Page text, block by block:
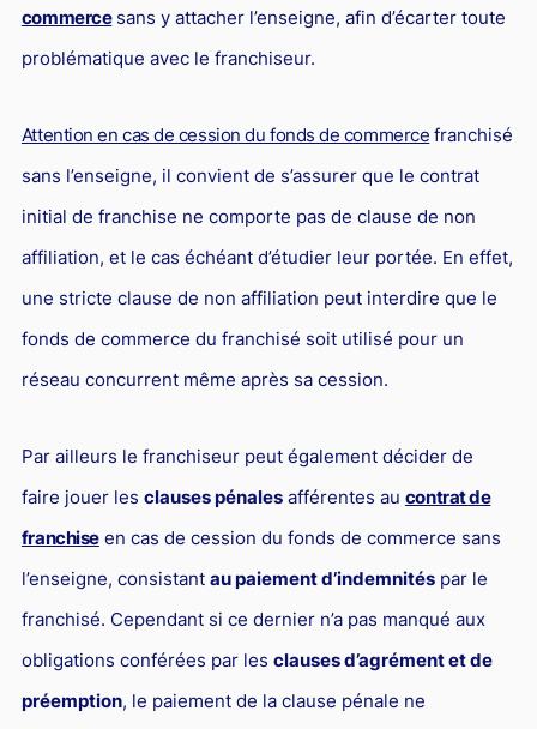
Banque et Assurance
Jurisprudences et actualités
Droit de la réparation et du dommage corporel
Droit du sport
commercesans y attacher l’enseigne, afin d’écarter toute
problématique avec le franchiseur.
Attention en cas de cession du fonds de commerce franchisé
sans l’enseigne, il convient de s’assurer que le contrat
initial de franchise ne comporte pas de clause de non
affiliation, et le cas échéant d’étudier leur portée. En effet,
une stricte clause de non affiliation peut interdire que le
fonds de commerce du franchisé soit utilisé pour un
réseau concurrent même après sa cession.
Par ailleurs le franchiseur peut également décider de
faire jouer les clauses pénalesafférentes au contrat de
franchiseen cas de cession du fonds de commerce sans
l’enseigne, consistant au paiement d’indemnitéspar le
franchisé. Cependant si ce dernier n’a pas manqué aux
obligations conférées par les clauses d’agrément et de
préemption, le paiement de la clause pénale ne